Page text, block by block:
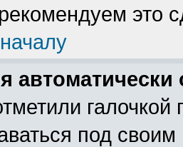
это
автоматически
галочкой
под